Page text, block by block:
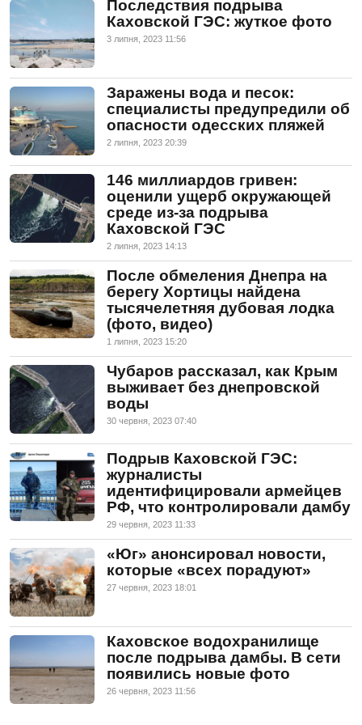
Последствия подрыва
Каховской ГЭС: жуткое фото
3 липня, 2023 11:56
Заражены вода и песок:
специалисты предупредили об
опасности одесских пляжей
2 липня, 2023 20:39
146 миллиардов гривен:
оценили ущерб окружающей
среде из-за подрыва
Каховской ГЭС
2 липня, 2023 14:13
После обмеления Днепра на
берегу Хортицы найдена
тысячелетняя дубовая лодка
(фото, видео)
1 липня, 2023 15:20
Чубаров рассказал, как Крым
выживает без днепровской
воды
30 червня, 2023 07:40
Подрыв Каховской ГЭС:
журналисты
идентифицировали армейцев
РФ, что контролировали дамбу
29 червня, 2023 11:33
«Юг» анонсировал новости,
которые «всех порадуют»
27 червня, 2023 18:01
Каховское водохранилище
после подрыва дамбы. В сети
появились новые фото
26 червня, 2023 11:56